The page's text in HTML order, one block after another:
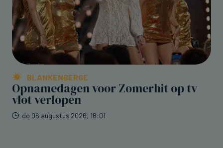
BLANKENBERGE
Opnamedagen voor Zomerhit op tv
vlot verlopen
do 06 augustus 2026, 18:01